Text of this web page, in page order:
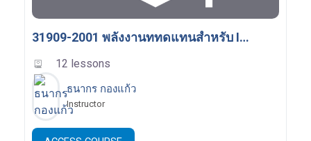
31909-2001 พลังงานททดแทนสำหรับ IoT
12 lessons
ธนากร กองแก้ว
Instructor